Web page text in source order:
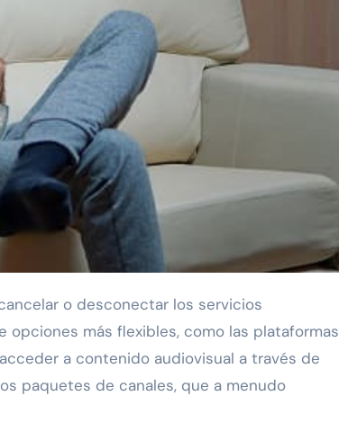
más flexibles, como las plataformas
a contenido audiovisual a través de
paquetes de canales, que a menudo